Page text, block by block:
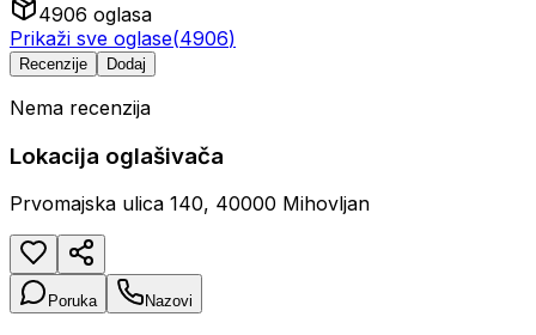
4906 oglasa
Prikaži sve oglase(4906)
Recenzije Dodaj
Nema recenzija
Lokacija oglašivača
Prvomajska ulica 140, 40000 Mihovljan
Poruka Nazovi